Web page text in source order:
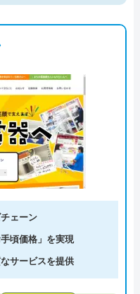
ェーン
頃価格」を実現
サービスを提供